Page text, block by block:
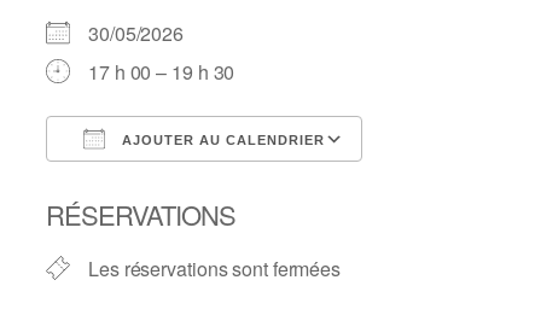
30/05/2026
17 h 00 – 19 h 30
AJOUTER AU CALENDRIER
RÉSERVATIONS
Les réservations sont fermées